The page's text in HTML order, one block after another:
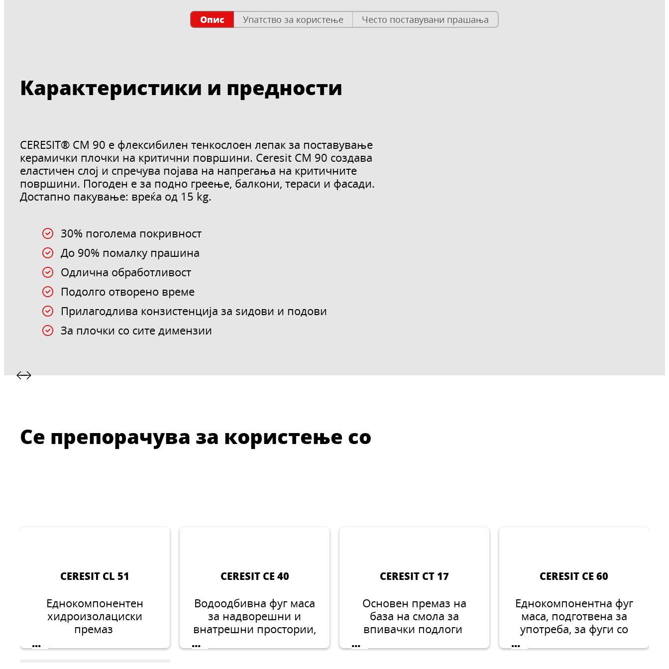
Опис Упатство за користење Често поставувани прашања
Карактеристики и предности
CERESIT® CM 90 е флексибилен тенкослоен лепак за поставување
керамички плочки на критични површини. Ceresit CM 90 создава
еластичен слој и спречува појава на напрегања на критичните
површини. Погоден е за подно греење, балкони, тераси и фасади.
Достапно пакување: вреќа од 15 kg.
30% поголема покривност
До 90% помалку прашина
Одлична обработливост
Подолго отворено време
Прилагодлива конзистенција за ѕидови и подови
За плочки со сите димензии
Се препорачува за користење со
CERESIT CL 51
Еднокомпонентен
хидроизолациски
премаз
...
CERESIT CE 40
Водоодбивна фуг маса
за надворешни и
внатрешни простории,
...
CERESIT CT 17
Основен премаз на
база на смола за
впивачки подлоги
...
CERESIT CE 60
Еднокомпонентна фуг
маса, подготвена за
употреба, за фуги со
ширина од 1–6 mm.
...